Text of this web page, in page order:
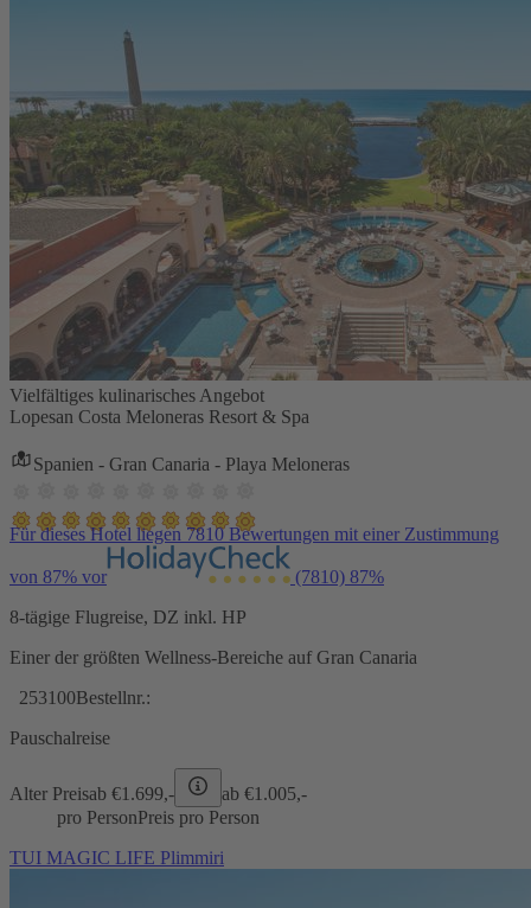
Vielfältiges kulinarisches Angebot
Lopesan Costa Meloneras Resort & Spa
Spanien - Gran Canaria - Playa Meloneras
Für dieses Hotel liegen 7810 Bewertungen mit einer Zustimmung
von 87% vor (7810) 87%
8-tägige Flugreise, DZ inkl. HP
Einer der größten Wellness-Bereiche auf Gran Canaria
253100Bestellnr.:
Pauschalreise
Alter Preisab €1.699,- ab €1.005,-
pro PersonPreis pro Person
TUI MAGIC LIFE Plimmiri